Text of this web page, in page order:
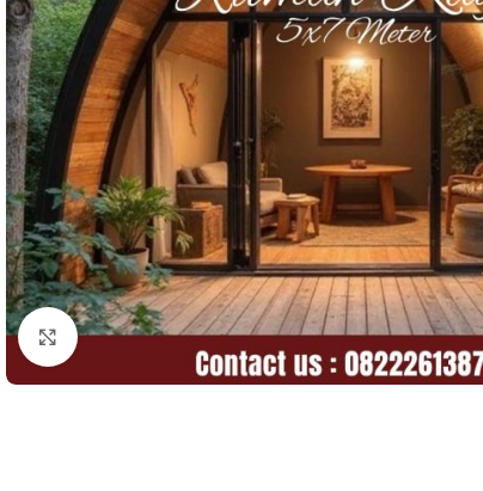
Click to enlarge